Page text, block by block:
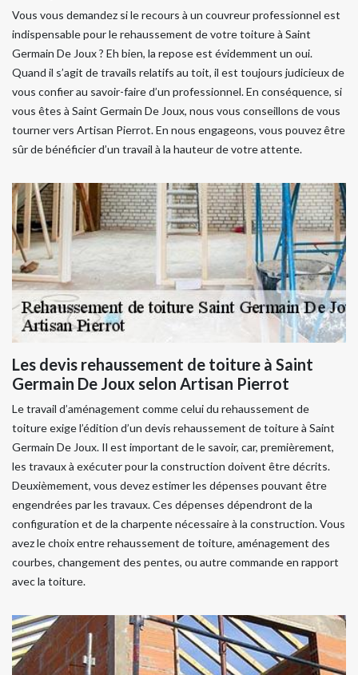
Vous vous demandez si le recours à un couvreur professionnel est
indispensable pour le rehaussement de votre toiture à Saint
Germain De Joux ? Eh bien, la repose est évidemment un oui.
Quand il s’agit de travails relatifs au toit, il est toujours judicieux de
vous confier au savoir-faire d’un professionnel. En conséquence, si
vous êtes à Saint Germain De Joux, nous vous conseillons de vous
tourner vers Artisan Pierrot. En nous engageons, vous pouvez être
sûr de bénéficier d’un travail à la hauteur de votre attente.
Les devis rehaussement de toiture à Saint
Germain De Joux selon Artisan Pierrot
Le travail d’aménagement comme celui du rehaussement de
toiture exige l’édition d’un devis rehaussement de toiture à Saint
Germain De Joux. Il est important de le savoir, car, premièrement,
les travaux à exécuter pour la construction doivent être décrits.
Deuxièmement, vous devez estimer les dépenses pouvant être
engendrées par les travaux. Ces dépenses dépendront de la
configuration et de la charpente nécessaire à la construction. Vous
avez le choix entre rehaussement de toiture, aménagement des
courbes, changement des pentes, ou autre commande en rapport
avec la toiture.